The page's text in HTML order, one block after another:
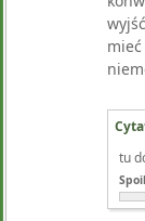
mieć
tu